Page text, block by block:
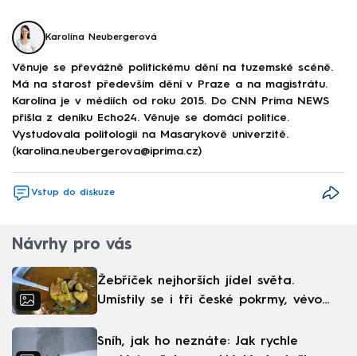
Karolína Neubergerová
Věnuje se převážně politickému dění na tuzemské scéně.
Má na starost především dění v Praze a na magistrátu.
Karolína je v médiích od roku 2015. Do CNN Prima NEWS
přišla z deníku Echo24. Věnuje se domácí politice.
Vystudovala politologii na Masarykově univerzitě.
(karolina.neubergerova@iprima.cz)
Vstup do diskuze
Návrhy pro vás
Žebříček nejhorších jídel světa.
Umístily se i tři české pokrmy, vévodí
Sníh, jak ho neznáte: Jak rychle